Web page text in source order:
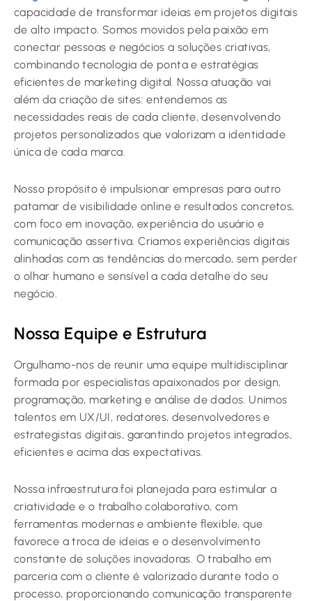
capacidade de transformar ideias em projetos digitais
de alto impacto. Somos movidos pela paixão em
conectar pessoas e negócios a soluções criativas,
combinando tecnologia de ponta e estratégias
eficientes de marketing digital. Nossa atuação vai
além da criação de sites: entendemos as
necessidades reais de cada cliente, desenvolvendo
projetos personalizados que valorizam a identidade
única de cada marca.
Nosso propósito é impulsionar empresas para outro
patamar de visibilidade online e resultados concretos,
com foco em inovação, experiência do usuário e
comunicação assertiva. Criamos experiências digitais
alinhadas com as tendências do mercado, sem perder
o olhar humano e sensível a cada detalhe do seu
negócio.
Nossa Equipe e Estrutura
Orgulhamo-nos de reunir uma equipe multidisciplinar
formada por especialistas apaixonados por design,
programação, marketing e análise de dados. Unimos
talentos em UX/UI, redatores, desenvolvedores e
estrategistas digitais, garantindo projetos integrados,
eficientes e acima das expectativas.
Nossa infraestrutura foi planejada para estimular a
criatividade e o trabalho colaborativo, com
ferramentas modernas e ambiente flexible, que
favorece a troca de ideias e o desenvolvimento
constante de soluções inovadoras. O trabalho em
parceria com o cliente é valorizado durante todo o
processo, proporcionando comunicação transparente